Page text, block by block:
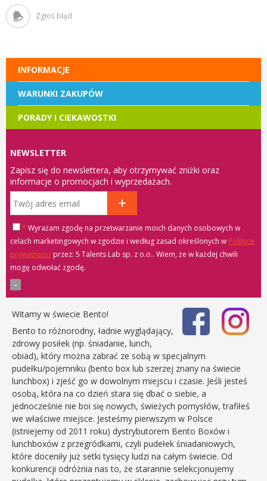
Zgłoś błąd
INFORMACJE
WARUNKI ZAKUPÓW
PORADY I CIEKAWOSTKI
NEWSLETTER
Zapisz się do newslettera, aby otrzymywać zniżki oraz
informacje o promocjach i wyprzedażach.
* Wyrażam zgodę na przetwarzanie moich danych osobowych w
celach marketingowych w zgodzie i według zasad określonych w Polityce
prywatności
przez: 5 Talents Lab sp. z o.o.. Wiem, że w każdej chwili
mogę odwołać zgodę.
Witamy w świecie Bento!
Bento to różnorodny, ładnie wyglądający,
zdrowy posiłek (np. śniadanie, lunch,
obiad), który można zabrać ze sobą w specjalnym
pudełku/pojemniku (bento box lub szerzej znany na świecie
lunchbox) i zjeść go w dowolnym miejscu i czasie. Jeśli jesteś
osobą, która na co dzień stara się dbać o siebie, a
jednocześnie nie boi się nowych, świeżych pomysłów, trafiłeś
we właściwe miejsce. Jesteśmy pierwszym w Polsce
(istniejemy od 2011 roku) dystrybutorem Bento Boxów i
lunchboxów z przegródkami, czyli pudełek śniadaniowych,
które doceniły już setki tysięcy ludzi na całym świecie. Od
konkurencji odróżnia nas to, że starannie selekcjonujemy